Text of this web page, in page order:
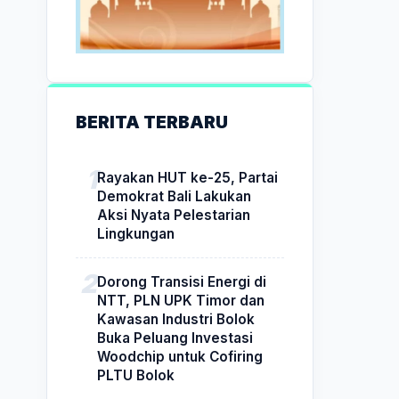
BERITA TERBARU
Rayakan HUT ke-25, Partai
Demokrat Bali Lakukan
Aksi Nyata Pelestarian
Lingkungan
Dorong Transisi Energi di
NTT, PLN UPK Timor dan
Kawasan Industri Bolok
Buka Peluang Investasi
Woodchip untuk Cofiring
PLTU Bolok